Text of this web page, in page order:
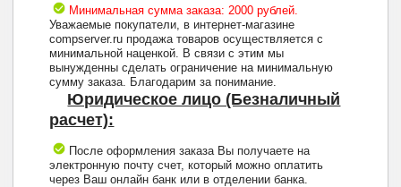
Минимальная сумма заказа: 2000 рублей.
Уважаемые покупатели, в интернет-магазине
compserver.ru продажа товаров осуществляется с
минимальной наценкой. В связи с этим мы
вынужденны сделать ограничение на минимальную
сумму заказа. Благодарим за понимание.
Юридическое лицо (Безналичный
расчет):
После оформления заказа Вы получаете на
электронную почту счет, который можно оплатить
через Ваш онлайн банк или в отделении банка.